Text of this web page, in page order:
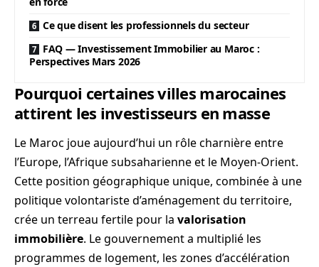
Ce que disent les professionnels du secteur
FAQ — Investissement Immobilier au Maroc :
Perspectives Mars 2026
Pourquoi certaines villes marocaines
attirent les investisseurs en masse
Le Maroc joue aujourd’hui un rôle charnière entre
l’Europe, l’Afrique subsaharienne et le Moyen-Orient.
Cette position géographique unique, combinée à une
politique volontariste d’aménagement du territoire,
crée un terreau fertile pour la valorisation
immobilière. Le gouvernement a multiplié les
programmes de logement, les zones d’accélération